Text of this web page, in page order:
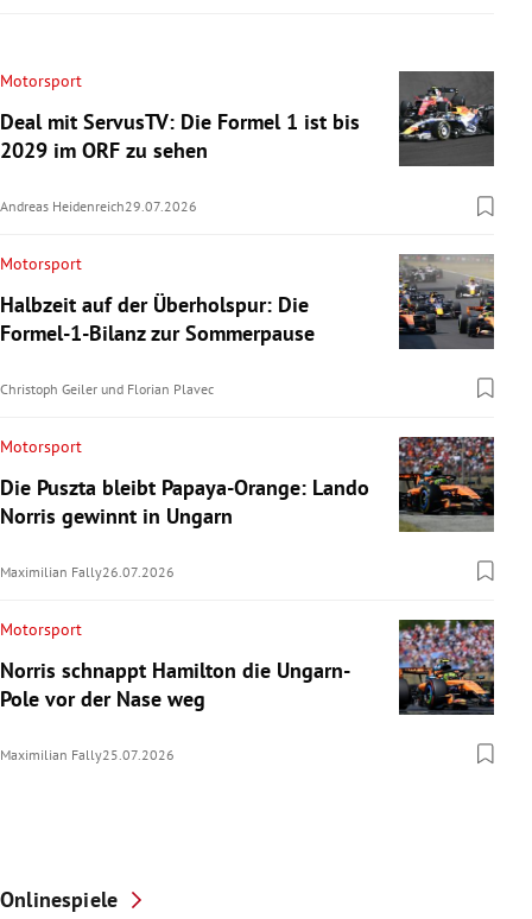
Motorsport
Deal mit ServusTV: Die Formel 1 ist bis
2029 im ORF zu sehen
Andreas Heidenreich29.07.2026
Motorsport
Halbzeit auf der Überholspur: Die
Formel-1-Bilanz zur Sommerpause
Christoph Geiler und Florian Plavec
Motorsport
Die Puszta bleibt Papaya-Orange: Lando
Norris gewinnt in Ungarn
Maximilian Fally26.07.2026
Motorsport
Norris schnappt Hamilton die Ungarn-
Pole vor der Nase weg
Maximilian Fally25.07.2026
Onlinespiele